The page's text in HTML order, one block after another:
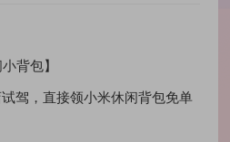
背包】
驾，直接领小米休闲背包免单